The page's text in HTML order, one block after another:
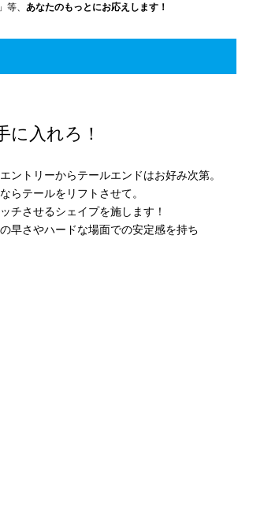
等、 あなたのもっとにお応えします！
入れろ！
ントリーからテールエンドはお好み次第。
らテールをリフトさせて。
チさせるシェイプを施します！
早さやハードな場面での安定感を持ち